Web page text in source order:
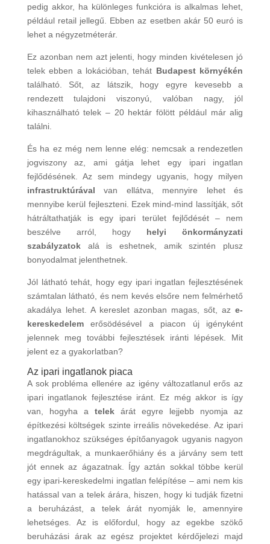
pedig akkor, ha különleges funkcióra is alkalmas lehet,
például retail jellegű. Ebben az esetben akár 50 euró is
lehet a négyzetméterár.
Ez azonban nem azt jelenti, hogy minden kivételesen jó
telek ebben a lokációban, tehát Budapest környékén
található. Sőt, az látszik, hogy egyre kevesebb a
rendezett tulajdoni viszonyú, valóban nagy, jól
kihasználható telek – 20 hektár fölött például már alig
találni.
És ha ez még nem lenne elég: nemcsak a rendezetlen
jogviszony az, ami gátja lehet egy ipari ingatlan
fejlődésének. Az sem mindegy ugyanis, hogy milyen
infrastruktúrával van ellátva, mennyire lehet és
mennyibe kerül fejleszteni. Ezek mind-mind lassítják, sőt
hátráltathatják is egy ipari terület fejlődését – nem
beszélve arról, hogy helyi önkormányzati
szabályzatokalá is eshetnek, amik szintén plusz
bonyodalmat jelenthetnek.
Jól látható tehát, hogy egy ipari ingatlan fejlesztésének
számtalan látható, és nem kevés elsőre nem felmérhető
akadálya lehet. A kereslet azonban magas, sőt, aze-
kereskedelemerősödésével a piacon új igényként
jelennek meg további fejlesztések iránti lépések. Mit
jelent ez a gyakorlatban?
Az ipari ingatlanok piaca
A sok probléma ellenére az igény változatlanul erős az
ipari ingatlanok fejlesztése iránt. Ez még akkor is így
van, hogyha a telekárát egyre lejjebb nyomja az
építkezési költségek szinte irreális növekedése. Az ipari
ingatlanokhoz szükséges építőanyagok ugyanis nagyon
megdrágultak, a munkaerőhiány és a járvány sem tett
jót ennek az ágazatnak. Így aztán sokkal többe kerül
egy ipari-kereskedelmi ingatlan felépítése – ami nem kis
hatással van a telek árára, hiszen, hogy ki tudják fizetni
a beruházást, a telek árát nyomják le, amennyire
lehetséges. Az is előfordul, hogy az egekbe szökő
beruházási árak az egész projektet kérdőjelezi majd